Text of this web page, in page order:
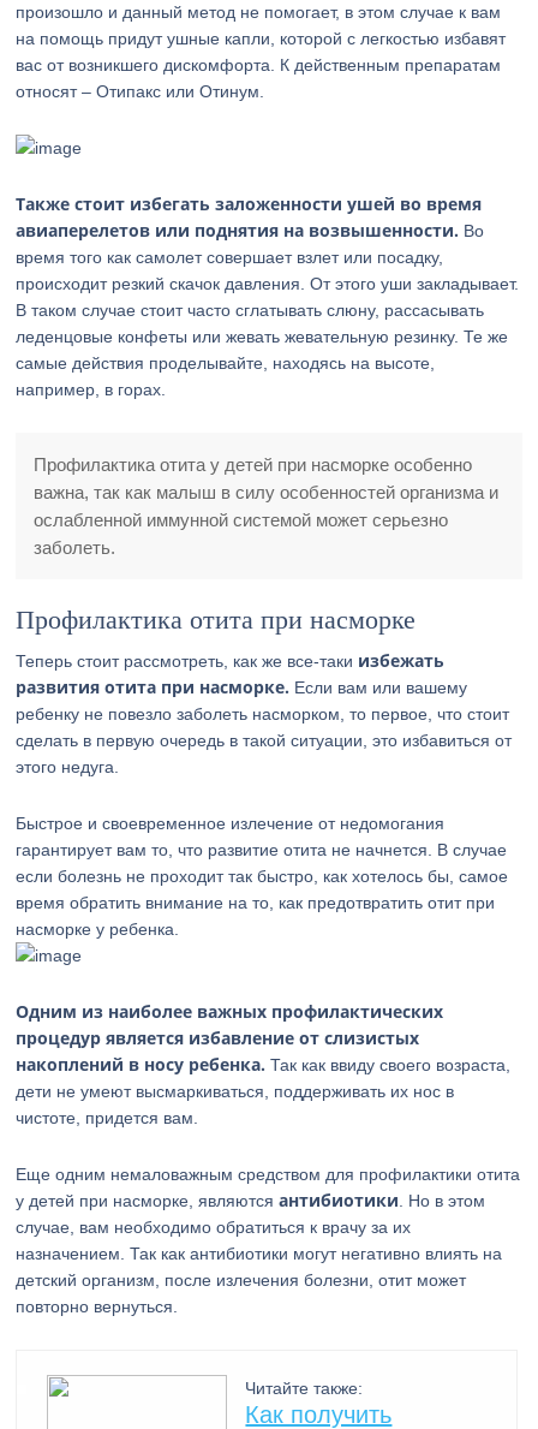
произошло и данный метод не помогает, в этом случае к вам
на помощь придут ушные капли, которой с легкостью избавят
вас от возникшего дискомфорта. К действенным препаратам
относят – Отипакс или Отинум.
Также стоит избегать заложенности ушей во время
авиаперелетов или поднятия на возвышенности. Во
время того как самолет совершает взлет или посадку,
происходит резкий скачок давления. От этого уши закладывает.
В таком случае стоит часто сглатывать слюну, рассасывать
леденцовые конфеты или жевать жевательную резинку. Те же
самые действия проделывайте, находясь на высоте,
например, в горах.
Профилактика отита у детей при насморке особенно
важна, так как малыш в силу особенностей организма и
ослабленной иммунной системой может серьезно
заболеть.
Профилактика отита при насморке
Теперь стоит рассмотреть, как же все-таки избежать
развития отита при насморке. Если вам или вашему
ребенку не повезло заболеть насморком, то первое, что стоит
сделать в первую очередь в такой ситуации, это избавиться от
этого недуга.
Быстрое и своевременное излечение от недомогания
гарантирует вам то, что развитие отита не начнется. В случае
если болезнь не проходит так быстро, как хотелось бы, самое
время обратить внимание на то, как предотвратить отит при
насморке у ребенка.
Одним из наиболее важных профилактических
процедур является избавление от слизистых
накоплений в носу ребенка. Так как ввиду своего возраста,
дети не умеют высмаркиваться, поддерживать их нос в
чистоте, придется вам.
Еще одним немаловажным средством для профилактики отита
у детей при насморке, являютсяантибиотики . Но в этом
случае, вам необходимо обратиться к врачу за их
назначением. Так как антибиотики могут негативно влиять на
детский организм, после излечения болезни, отит может
повторно вернуться.
Читайте также:
Как получить